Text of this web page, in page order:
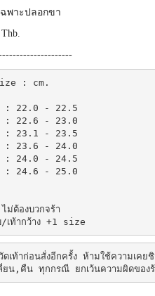
ฉพาะปลอกขา
: cm.
: 22.0 - 22.5
: 22.6 - 23.0
: 23.1 - 23.5
: 23.6 - 24.0
: 24.0 - 24.5
: 24.6 - 25.0
ม่ต้องบวกจร้า
/เท้ากว้าง +1 size
เท้าก่อนสั่งอีกครั้ง ห้ามใช้ความเคย
ลี่ยน,คืน ทุกกรณี ยกเว้นความผิดของ